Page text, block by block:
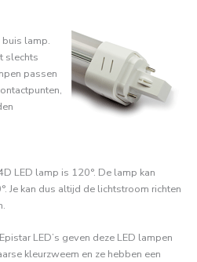
buis lamp.
slechts
passen
LED lamp is 120°. De lamp kan
Je kan dus altijd de lichtstroom richten
LED’s geven deze LED lampen
kleurzweem en ze hebben een